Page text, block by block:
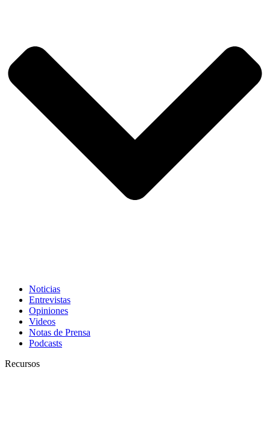
Noticias
Entrevistas
Opiniones
Videos
Notas de Prensa
Podcasts
Recursos